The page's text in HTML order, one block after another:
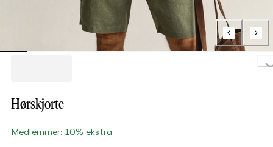
Hørskjorte
Medlemmer: 10% ekstra